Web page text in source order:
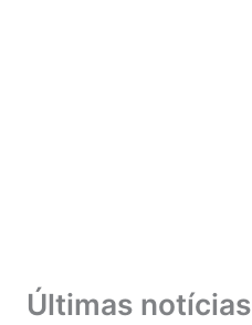
Últimas notícias